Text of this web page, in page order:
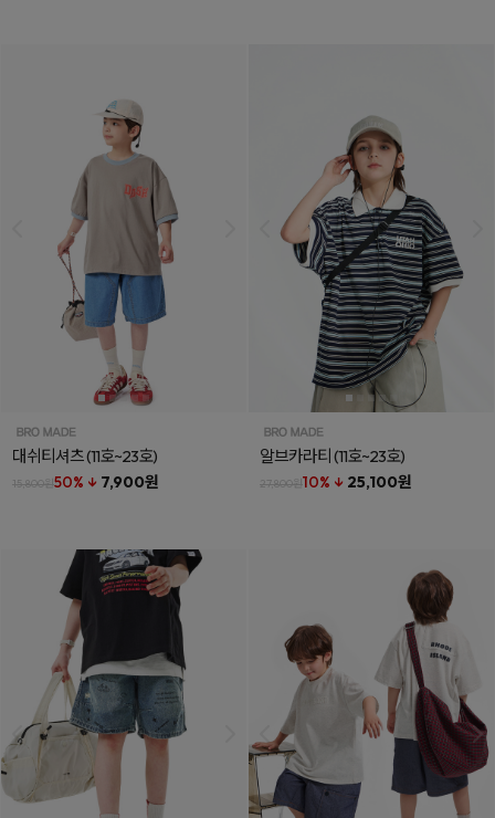
대쉬티셔츠(11호~23호)
15,800원50% ↓ 7,900원
알브카라티(11호~23호)
27,800원10% ↓ 25,100원